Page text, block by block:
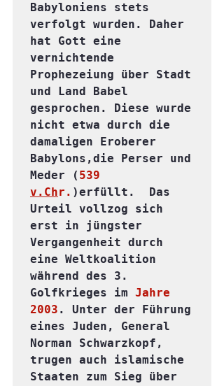
Babyloniens stets
verfolgt wurden. Daher
hat Gott eine
vernichtende
Prophezeiung über Stadt
und Land Babel
gesprochen. Diese wurde
nicht etwa durch die
damaligen Eroberer
Babylons,die Perser und
Meder (
v.Chr. )erfüllt.  Das
Urteil vollzog sich
erst in jüngster
Vergangenheit durch
eine Weltkoalition
während des 3.
Golfkrieges im Jahre
2003 . Unter der Führung
eines Juden, General
Norman Schwarzkopf,
trugen auch islamische
Staaten zum Sieg über